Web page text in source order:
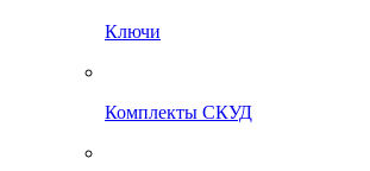
Ключи
Комплекты СКУД